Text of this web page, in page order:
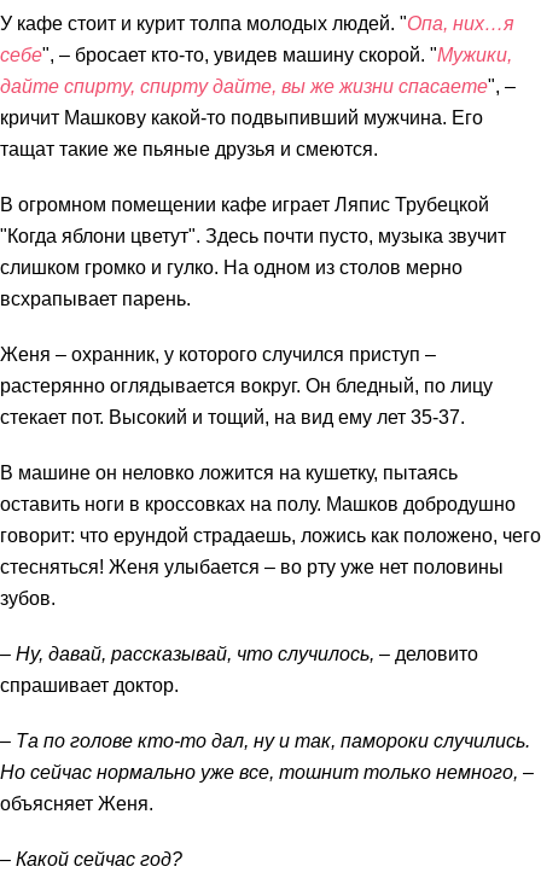
У кафе стоит и курит толпа молодых людей. "Опа, них…я
себе", – бросает кто-то, увидев машину скорой. "Мужики,
дайте спирту, спирту дайте, вы же жизни спасаете", –
кричит Машкову какой-то подвыпивший мужчина. Его
тащат такие же пьяные друзья и смеются.
В огромном помещении кафе играет Ляпис Трубецкой
"Когда яблони цветут". Здесь почти пусто, музыка звучит
слишком громко и гулко. На одном из столов мерно
всхрапывает парень.
Женя – охранник, у которого случился приступ –
растерянно оглядывается вокруг. Он бледный, по лицу
стекает пот. Высокий и тощий, на вид ему лет 35-37.
В машине он неловко ложится на кушетку, пытаясь
оставить ноги в кроссовках на полу. Машков добродушно
говорит: что ерундой страдаешь, ложись как положено, чего
стесняться! Женя улыбается – во рту уже нет половины
зубов.
– Ну, давай, рассказывай, что случилось, – деловито
спрашивает доктор.
– Та по голове кто-то дал, ну и так, памороки случились.
Но сейчас нормально уже все, тошнит только немного, –
объясняет Женя.
– Какой сейчас год?